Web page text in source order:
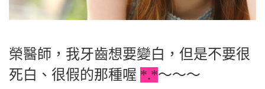
榮醫師，我牙齒想要變白，但是不要很
死白、很假的那種喔 *.*～～～